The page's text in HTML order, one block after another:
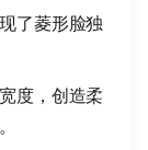
了菱形脸独
度，创造柔